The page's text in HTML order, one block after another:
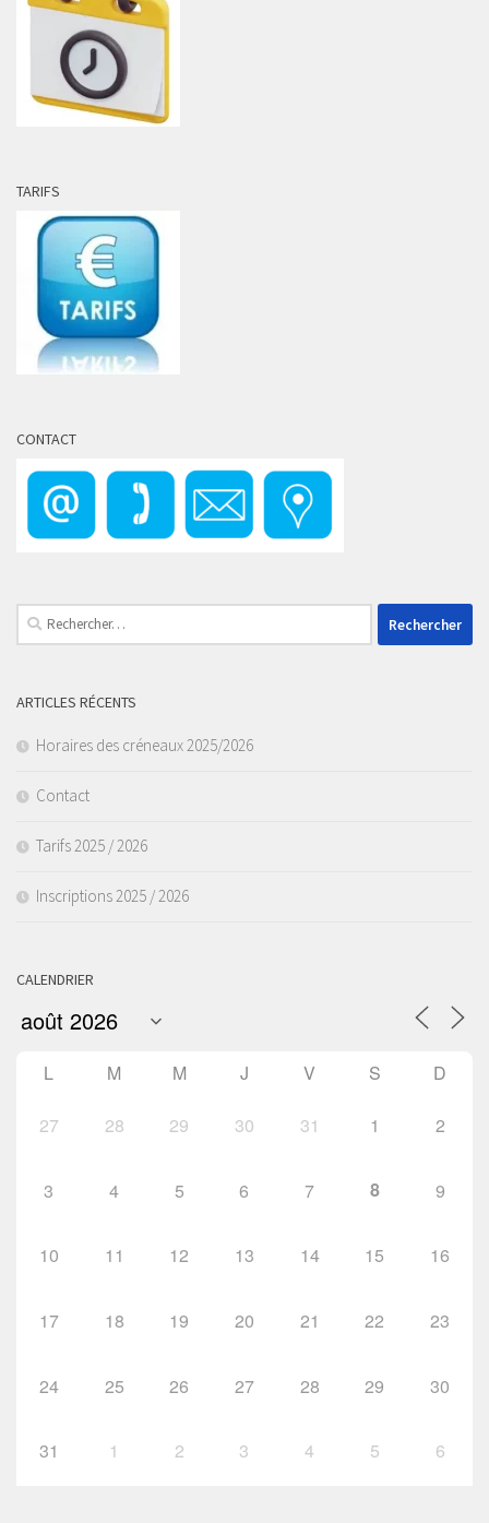
TARIFS
CONTACT
Rechercher :
ARTICLES RÉCENTS
Horaires des créneaux 2025/2026
Contact
Tarifs 2025 / 2026
Inscriptions 2025 / 2026
CALENDRIER
L M M J V S D
27 28 29 30 31 1 2
3 4 5 6 7 8 9
10 11 12 13 14 15 16
17 18 19 20 21 22 23
24 25 26 27 28 29 30
31 1 2 3 4 5 6